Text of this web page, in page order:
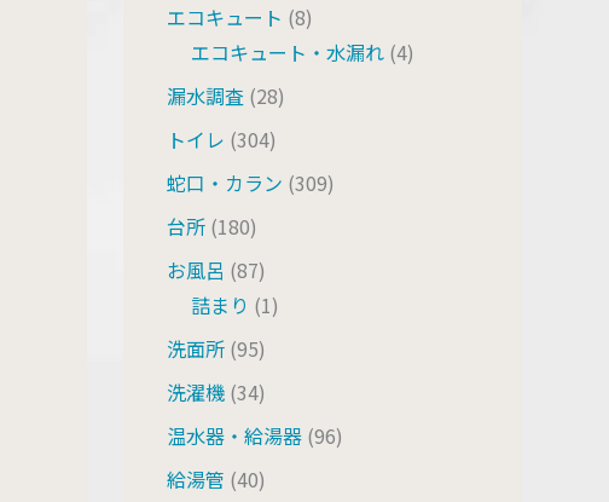
エコキュート (8)
エコキュート・水漏れ (4)
漏水調査 (28)
トイレ (304)
蛇口・カラン (309)
台所 (180)
お風呂 (87)
詰まり (1)
洗面所 (95)
洗濯機 (34)
温水器・給湯器 (96)
給湯管 (40)